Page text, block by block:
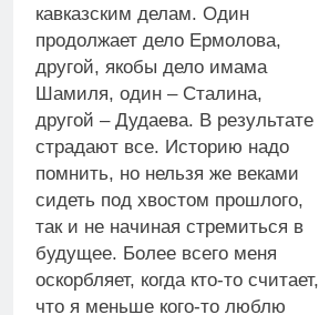
кавказским делам. Один
продолжает дело Ермолова,
другой, якобы дело имама
Шамиля, один – Сталина,
другой – Дудаева. В результате
страдают все. Историю надо
помнить, но нельзя же веками
сидеть под хвостом прошлого,
так и не начиная стремиться в
будущее. Более всего меня
оскорбляет, когда кто-то считает,
что я меньше кого-то люблю